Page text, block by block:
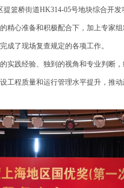
篮桥街道HK314-05号地块综合开
精心准备和积极配合下，加上专家
成了现场复查规定的各项工作。
践经验、独到的视角和专业判断，
工程质量和运行管理水平提升，推